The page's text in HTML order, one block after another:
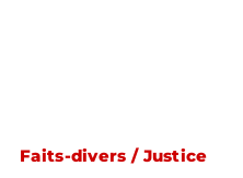
Faits-divers / Justice